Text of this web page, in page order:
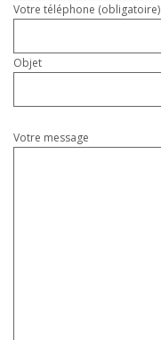
Votre téléphone (obligatoire)
Objet
Votre message